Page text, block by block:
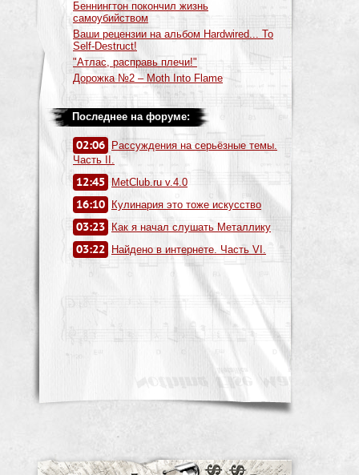
Беннингтон покончил жизнь
самоубийством
Ваши рецензии на альбом Hardwired... To
Self-Destruct!
"Атлас, расправь плечи!"
Дорожка №2 – Moth Into Flame
Последнее на форуме:
02:06
Рассуждения на серьёзные темы.
Часть II.
12:45 MetClub.ru v.4.0
16:10 Кулинария это тоже искусство
03:23 Как я начал слушать Металлику
03:22 Найдено в интернете. Часть VI.